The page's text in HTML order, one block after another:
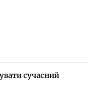
сучасний